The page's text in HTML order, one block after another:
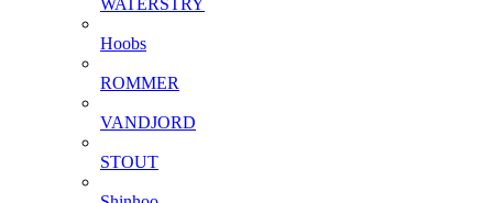
WATERSTRY
Hoobs
ROMMER
VANDJORD
STOUT